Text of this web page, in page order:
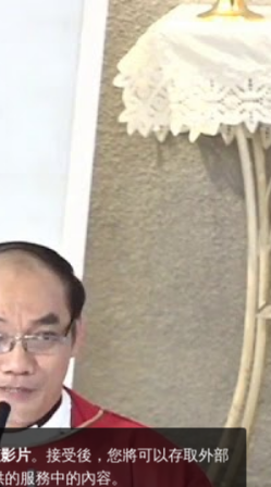
片。接受後，您將可以存取外部
服務中的內容。